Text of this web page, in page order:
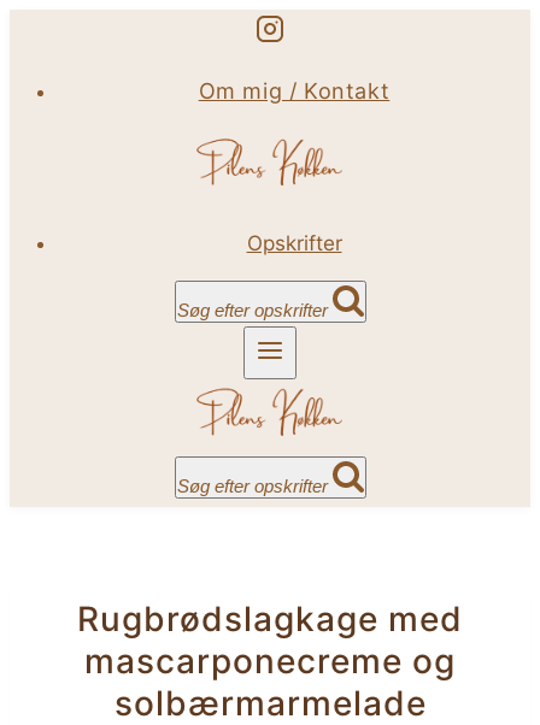
indhold
Om mig / Kontakt
Opskrifter
Søg efter opskrifter
Søg efter opskrifter
Rugbrødslagkage med
mascarponecreme og
solbærmarmelade